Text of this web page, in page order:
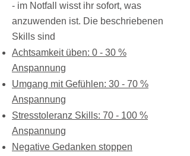
- im Notfall wisst ihr sofort, was
anzuwenden ist. Die beschriebenen
Skills sind
Achtsamkeit üben: 0 - 30 %
Anspannung
Umgang mit Gefühlen: 30 - 70 %
Anspannung
Stresstoleranz Skills: 70 - 100 %
Anspannung
Negative Gedanken stoppen